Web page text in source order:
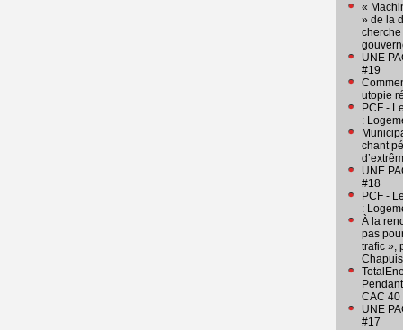
«
» de la
cherche
UNE
#19
utopie
PCF -
:
chant
UNE
#18
PCF -
:
À la
pas
trafic »,
Chapuis
CAC 40
UNE
#17